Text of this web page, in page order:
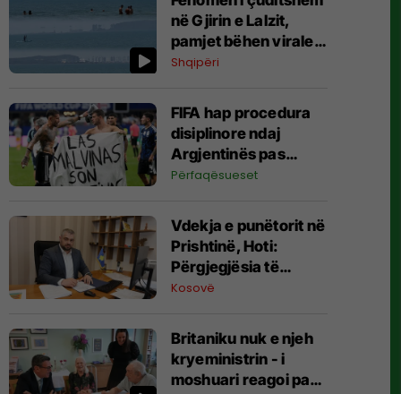
në Gjirin e Lalzit,
pamjet bëhen virale
(Video)
Shqipëri
FIFA hap procedura
disiplinore ndaj
Argjentinës pas
incidentit në Kupën e
Përfaqësueset
Vdekja e punëtorit në
Prishtinë, Hoti:
Përgjegjësia të
shkojë deri në fund,
inspektime me dronë
Kosovë
Britaniku nuk e njeh
kryeministrin - i
moshuari reagoi pasi